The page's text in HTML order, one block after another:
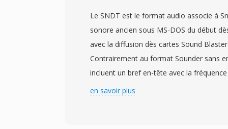
Le SNDT est le format audio associe à
sonore ancien sous MS-DOS du début
avec la diffusion dès cartes Sound Blaster
Contrairement au format Sounder sans
incluent un bref en-tête avec la
et la longueur dès données — une
en savoir plus